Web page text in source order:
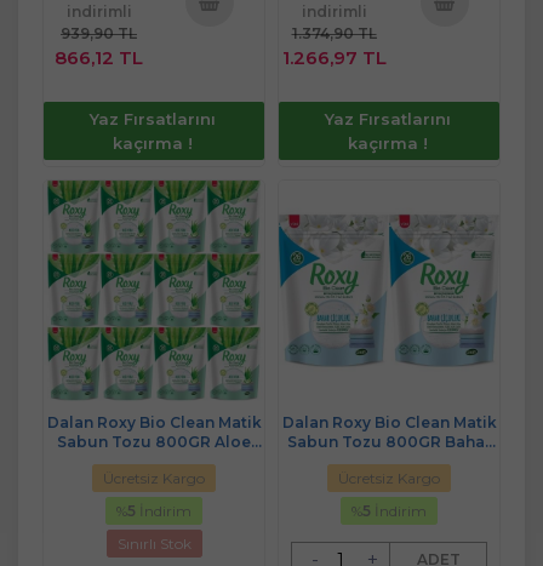
indirimli
939,90 TL
866,12 TL
Yaz Fırsatlarını
kaçırma !
indirimli
1.374,90 TL
1.266,97 TL
Yaz Fırsatlarını
kaçırma !
Dalan Roxy Bio Clean Matik
Sabun Tozu 800GR Aloe
Vera (12 Li Set) (312 Yıkama)
Ücretsiz Kargo
%5 İndirim
Sınırlı Stok
Dalan Roxy Bio Clean Matik
Sabun Tozu 800GR Bahar
Çiçekleri (2 Li Set) (52
Yıkama)
Ücretsiz Kargo
%5 İndirim
- + ADET